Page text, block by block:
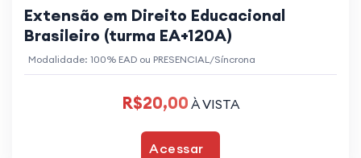
Extensão em Direito Educacional
Brasileiro (turma EA+120A)
Modalidade: 100% EAD ou PRESENCIAL/Síncrona
R$20,00 À VISTA
Acessar